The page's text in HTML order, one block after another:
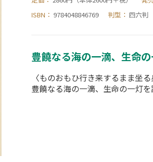
ISBN： 9784048846769 判型： 四六判
豊饒なる海の一滴、生命
〈ものおもひ行き来するまま坐
豊饒なる海の一滴、生命の一灯